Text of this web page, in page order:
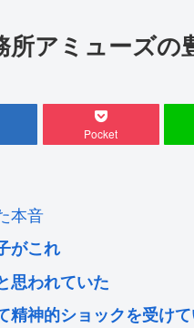
アミューズの
Pocket
本音
がこれ
思われていた
精神的ショックを受け